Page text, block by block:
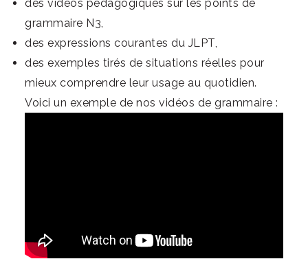
des vidéos pédagogiques sur les points de
grammaire N3,
des expressions courantes du JLPT,
des exemples tirés de situations réelles pour
mieux comprendre leur usage au quotidien.
Voici un exemple de nos vidéos de grammaire :